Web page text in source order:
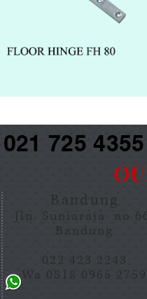
725
Bandung
Jln. Suniaraja no
Bandung
022 423 2243
Wa 0818 0965 2759